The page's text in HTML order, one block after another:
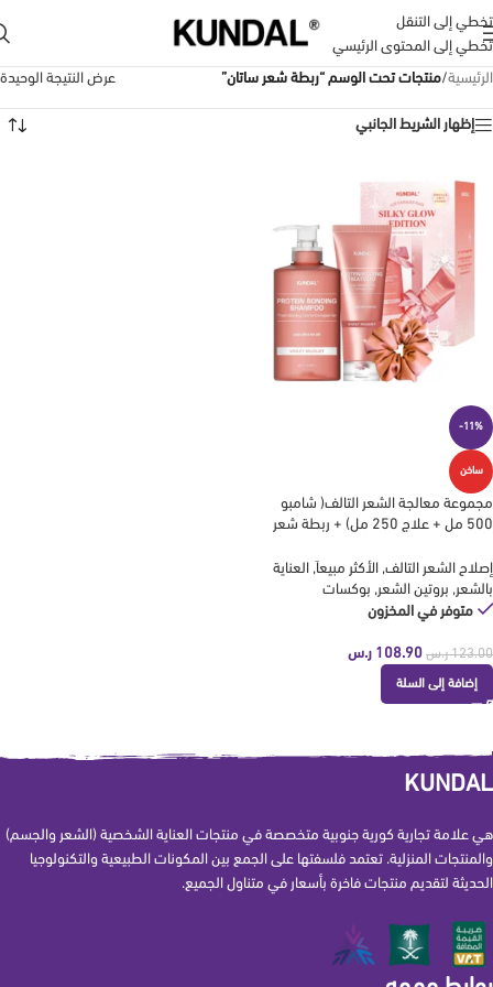
تخطي إلى التنقل
تخطي إلى المحتوى الرئيسي
الرئيسية/منتجات تحت الوسم “ربطة شعر ساتان” عرض النتيجة الوحيدة
إظهار الشريط الجانبي
-11%
ساخن
مجموعة معالجة الشعر التالف( شامبو
500 مل + علاج 250 مل) + ربطة شعر
إصلاح الشعر التالف, الأكثر مبيعاَ, العناية
بالشعر, بروتين الشعر, بوكسات
متوفر في المخزون
123.00 ر.س 108.90 ر.س
إضافة إلى السلة
KUNDAL
هي علامة تجارية كورية جنوبية متخصصة في منتجات العناية الشخصية (الشعر والجسم)
والمنتجات المنزلية. تعتمد فلسفتها على الجمع بين المكونات الطبيعية والتكنولوجيا
الحديثة لتقديم منتجات فاخرة بأسعار في متناول الجميع.